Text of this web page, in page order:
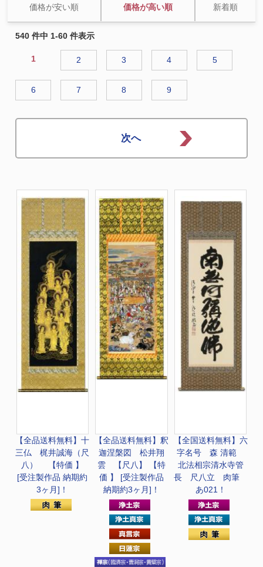
価格が安い順 価格が高い順 新着順
540 件中 1-60 件表示
1 2 3 4 5
6 7 8 9
【全品送料無料】十
三仏 梶井誠海（尺
八） 【特価 】
[受注製作品 納期約
3ヶ月]！
【全品送料無料】 釈
迦涅槃図 松井翔
雲 【尺八】 【特
価 】 [受注製作品
納期約3ヶ月]！
【全国送料無料】 六
字名号 森 清範
北法相宗清水寺管
長 尺八立 肉筆
あ021！